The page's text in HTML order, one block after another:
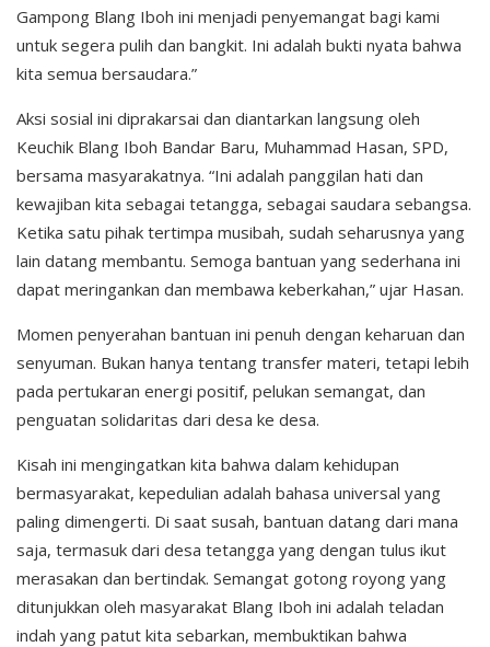
Gampong Blang Iboh ini menjadi penyemangat bagi kami
untuk segera pulih dan bangkit. Ini adalah bukti nyata bahwa
kita semua bersaudara.”
Aksi sosial ini diprakarsai dan diantarkan langsung oleh
Keuchik Blang Iboh Bandar Baru, Muhammad Hasan, SPD,
bersama masyarakatnya. “Ini adalah panggilan hati dan
kewajiban kita sebagai tetangga, sebagai saudara sebangsa.
Ketika satu pihak tertimpa musibah, sudah seharusnya yang
lain datang membantu. Semoga bantuan yang sederhana ini
dapat meringankan dan membawa keberkahan,” ujar Hasan.
Momen penyerahan bantuan ini penuh dengan keharuan dan
senyuman. Bukan hanya tentang transfer materi, tetapi lebih
pada pertukaran energi positif, pelukan semangat, dan
penguatan solidaritas dari desa ke desa.
Kisah ini mengingatkan kita bahwa dalam kehidupan
bermasyarakat, kepedulian adalah bahasa universal yang
paling dimengerti. Di saat susah, bantuan datang dari mana
saja, termasuk dari desa tetangga yang dengan tulus ikut
merasakan dan bertindak. Semangat gotong royong yang
ditunjukkan oleh masyarakat Blang Iboh ini adalah teladan
indah yang patut kita sebarkan, membuktikan bahwa